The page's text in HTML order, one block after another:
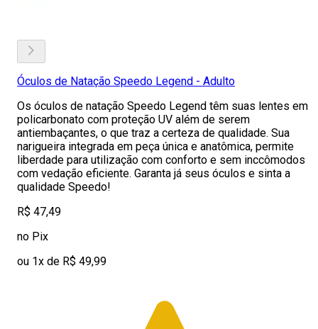
Óculos de Natação Speedo Legend - Adulto
Os óculos de natação Speedo Legend têm suas lentes em
policarbonato com proteção UV além de serem
antiembaçantes, o que traz a certeza de qualidade. Sua
narigueira integrada em peça única e anatômica, permite
liberdade para utilização com conforto e sem inccômodos
com vedação eficiente. Garanta já seus óculos e sinta a
qualidade Speedo!
R$ 47,49
no Pix
ou 1x de R$ 49,99